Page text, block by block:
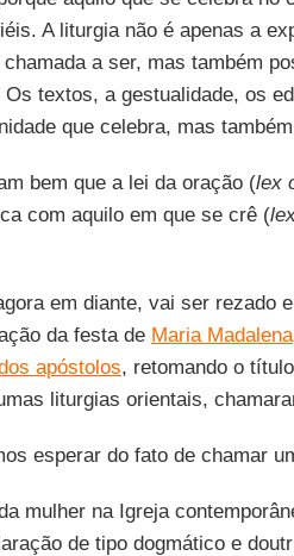
A liturgia não é apenas a
a ser, mas também
textos, a gestualidade, os
que celebra, mas
bem que a lei da oração (lex
com aquilo em que se crê (
em diante, vai ser rezado
da festa de Maria Madalena
apóstolos, retomando o
liturgias orientais,
esperar do fato de chamar
mulher na Igreja
de tipo dogmático e